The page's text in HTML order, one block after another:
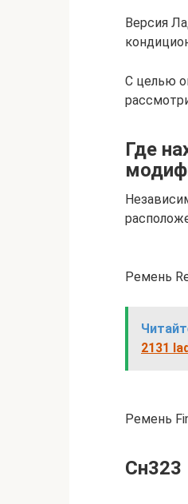
Версия
С целью
Где
Ремень
2131
Ремень
Сн323